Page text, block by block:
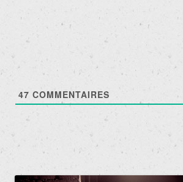
47 COMMENTAIRES